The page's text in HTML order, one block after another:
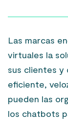
Las marcas
virtuales la
sus clientes y
eficiente,
pueden las
los chatbots